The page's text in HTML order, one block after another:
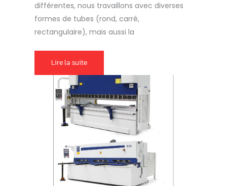
différentes, nous travaillons avec diverses
formes de tubes (rond, carré,
rectangulaire), mais aussi la
Lire la suite